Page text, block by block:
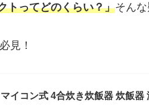
トってどのくらい？」そん
見！
イコン式 4合炊き炊飯器 炊飯器